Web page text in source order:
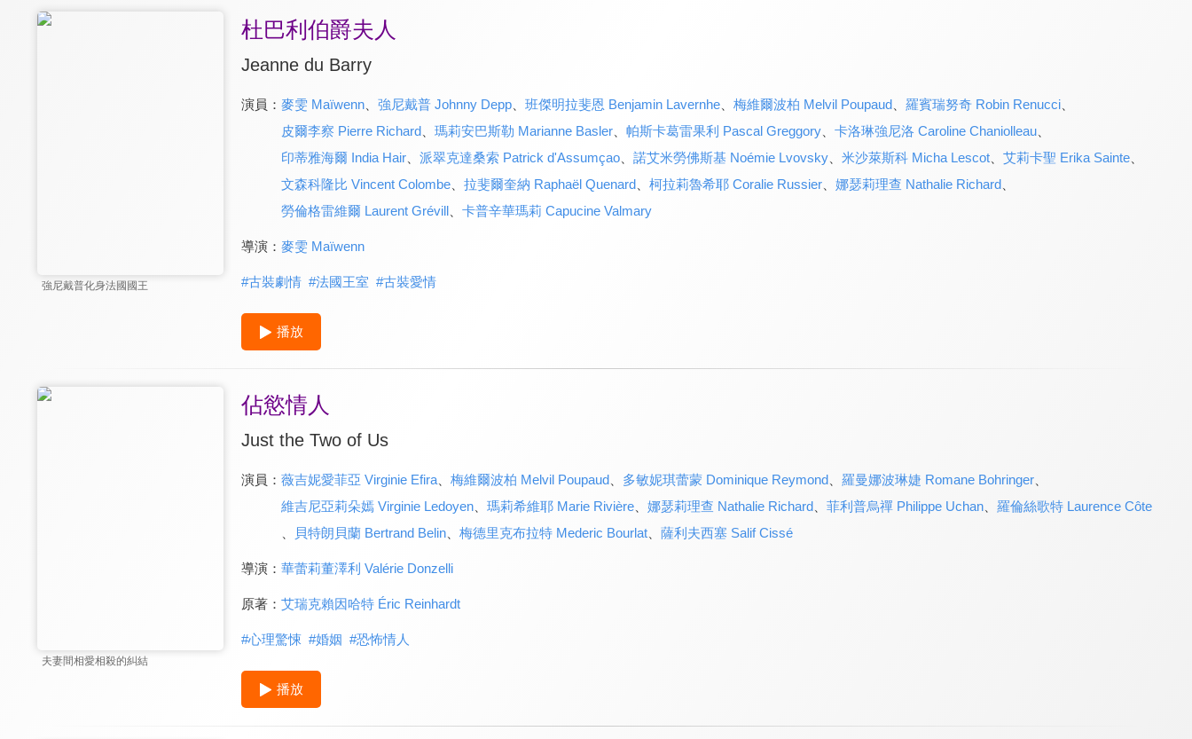
強尼戴普化身法國國王
杜巴利伯爵夫人
Jeanne du Barry
演員： 麥雯 Maïwenn、 強尼戴普 Johnny Depp、 班傑明拉斐恩 Benjamin Lavernhe、 梅維爾波柏 Melvil Poupaud、 羅賓瑞努奇 Robin Renucci、
皮爾李察 Pierre Richard、 瑪莉安巴斯勒 Marianne Basler、 帕斯卡葛雷果利 Pascal Greggory、 卡洛琳強尼洛 Caroline Chaniolleau、
印蒂雅海爾 India Hair、 派翠克達桑索 Patrick d'Assumçao、 諾艾米勞佛斯基 Noémie Lvovsky、 米沙萊斯科 Micha Lescot、 艾莉卡聖 Erika Sainte、
文森科隆比 Vincent Colombe、 拉斐爾奎納 Raphaël Quenard、 柯拉莉魯希耶 Coralie Russier、 娜瑟莉理查 Nathalie Richard、
勞倫格雷維爾 Laurent Grévill、 卡普辛華瑪莉 Capucine Valmary
導演： 麥雯 Maïwenn
#古裝劇情 #法國王室 #古裝愛情
播放
夫妻間相愛相殺的糾結
佔慾情人
Just the Two of Us
演員： 薇吉妮愛菲亞 Virginie Efira、 梅維爾波柏 Melvil Poupaud、 多敏妮琪蕾蒙 Dominique Reymond、 羅曼娜波琳婕 Romane Bohringer、
維吉尼亞莉朵嫣 Virginie Ledoyen、 瑪莉希維耶 Marie Rivière、 娜瑟莉理查 Nathalie Richard、 菲利普烏禪 Philippe Uchan、 羅倫絲歌特 Laurence Côte
貝特朗貝蘭 Bertrand Belin、 梅德里克布拉特 Mederic Bourlat、 薩利夫西塞 Salif Cissé
導演： 華蕾莉董澤利 Valérie Donzelli
原著： 艾瑞克賴因哈特 Éric Reinhardt
#心理驚悚 #婚姻 #恐怖情人
播放